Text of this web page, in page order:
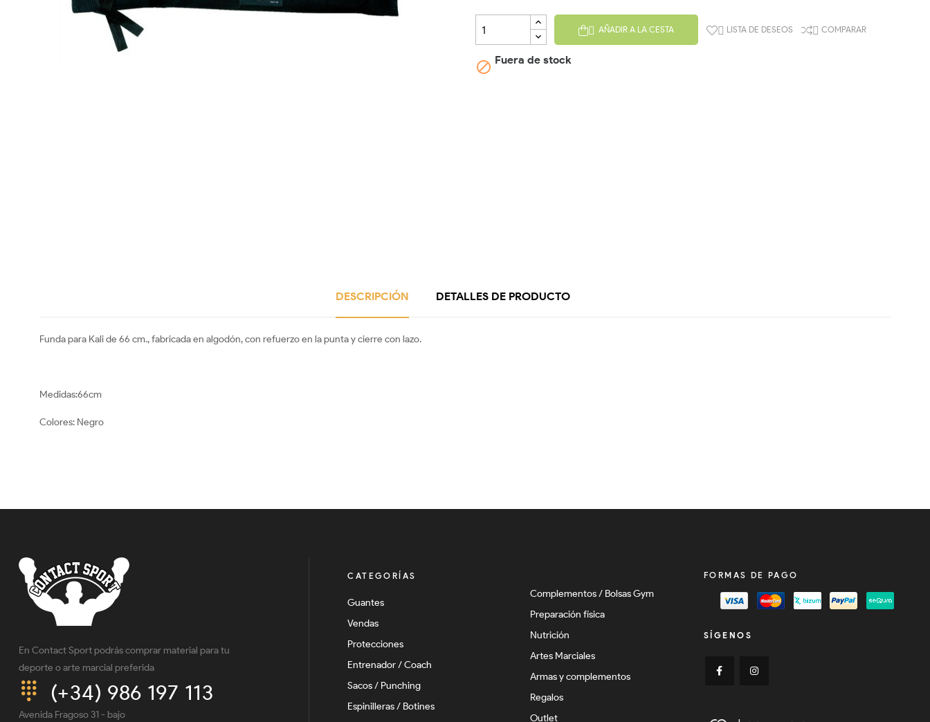
 AÑADIR A LA CESTA  LISTA DE DESEOS  COMPARAR
 Fuera de stock
DESCRIPCIÓN DETALLES DE PRODUCTO
Funda para Kali de 66 cm., fabricada en algodón, con refuerzo en la punta y cierre con lazo.
Medidas:66cm
Colores: Negro
En Contact Sport podrás comprar material para tu
deporte o arte marcial preferida
(+34) 986 197 113
Avenida Fragoso 31 - bajo
CATEGORÍAS
Guantes
Vendas
Protecciones
Entrenador / Coach
Sacos / Punching
Espinilleras / Botines
Complementos / Bolsas Gym
Preparación física
Nutrición
Artes Marciales
Armas y complementos
Regalos
Outlet
FORMAS DE PAGO
SÍGENOS